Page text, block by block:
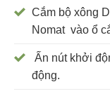
Cắm bộ xông
Nomat vào ổ
Ấn nút khởi
động.